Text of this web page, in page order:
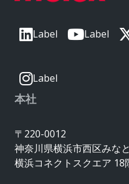
Label Label
Label
本社
〒220-0012
神奈川県横浜市西区みな
横浜コネクトスクエア 18